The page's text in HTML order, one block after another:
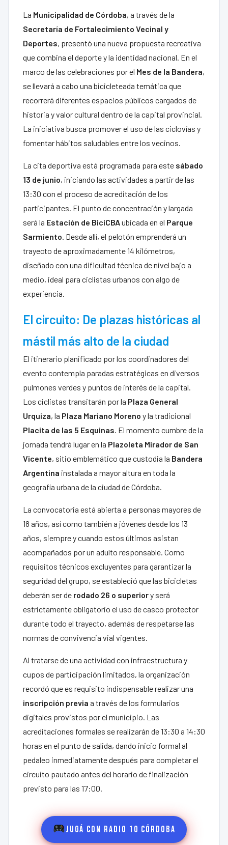
La Municipalidad de Córdoba, a través de la
Secretaría de Fortalecimiento Vecinal y
Deportes, presentó una nueva propuesta recreativa
que combina el deporte y la identidad nacional. En el
marco de las celebraciones por el Mes de la Bandera,
se llevará a cabo una bicicleteada temática que
recorrerá diferentes espacios públicos cargados de
historia y valor cultural dentro de la capital provincial.
La iniciativa busca promover el uso de las ciclovías y
fomentar hábitos saludables entre los vecinos.
La cita deportiva está programada para este sábado
13 de junio, iniciando las actividades a partir de las
13:30 con el proceso de acreditación de los
participantes. El punto de concentración y largada
será la Estación de BiciCBAubicada en el Parque
Sarmiento . Desde allí, el pelotón emprenderá un
trayecto de aproximadamente 14 kilómetros,
diseñado con una dificultad técnica de nivel bajo a
medio, ideal para ciclistas urbanos con algo de
experiencia.
El circuito: De plazas históricas al
mástil más alto de la ciudad
El itinerario planificado por los coordinadores del
evento contempla paradas estratégicas en diversos
pulmones verdes y puntos de interés de la capital.
Los ciclistas transitarán por la Plaza General
Urquiza, la Plaza Mariano Moreno y la tradicional
Placita de las 5 Esquinas . El momento cumbre de la
jornada tendrá lugar en la Plazoleta Mirador de San
Vicente, sitio emblemático que custodia la Bandera
Argentina instalada a mayor altura en toda la
geografía urbana de la ciudad de Córdoba.
La convocatoria está abierta a personas mayores de
18 años, así como también a jóvenes desde los 13
años, siempre y cuando estos últimos asistan
acompañados por un adulto responsable. Como
requisitos técnicos excluyentes para garantizar la
seguridad del grupo, se estableció que las bicicletas
deberán ser de rodado 26 o superiory será
estrictamente obligatorio el uso de casco protector
durante todo el trayecto, además de respetarse las
normas de convivencia vial vigentes.
Al tratarse de una actividad con infraestructura y
cupos de participación limitados, la organización
recordó que es requisito indispensable realizar una
inscripción previa a través de los formularios
digitales provistos por el municipio. Las
acreditaciones formales se realizarán de 13:30 a 14:30
horas en el punto de salida, dando inicio formal al
pedaleo inmediatamente después para completar el
circuito pautado antes del horario de finalización
previsto para las 17:00.
Jugá con Radio 10 Córdoba